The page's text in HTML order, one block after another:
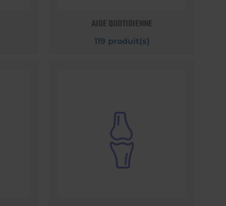
AIDE QUOTIDIENNE
119 produit(s)